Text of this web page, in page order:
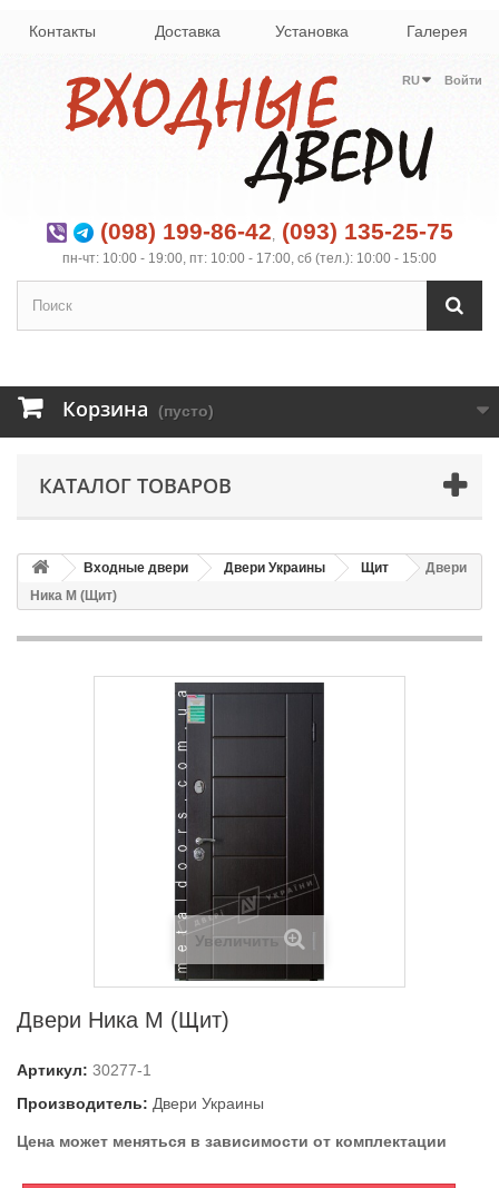
Контакты Доставка Установка Галерея
Войти
RU
(098) 199-86-42, (093) 135-25-75
пн-чт: 10:00 - 19:00, пт: 10:00 - 17:00, сб (тел.): 10:00 - 15:00
Корзина (пусто)
КАТАЛОГ ТОВАРОВ
Входные двери Двери Украины Щит
Двери
Ника М (Щит)
Увеличить
Двери Ника М (Щит)
Артикул: 30277-1
Производитель: Двери Украины
Цена может меняться в зависимости от комплектации